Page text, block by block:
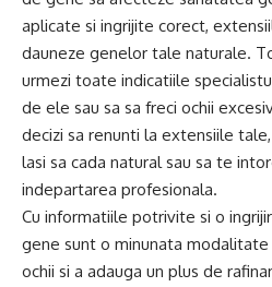
aplicate si ingrijite corect,
dauneze genelor tale naturale.
urmezi toate indicatiile
de ele sau sa sa freci ochii
decizi sa renunti la extensiile
lasi sa cada natural sau sa te
indepartarea profesionala.
Cu informatiile potrivite si o
gene sunt o minunata
ochii si a adauga un plus de